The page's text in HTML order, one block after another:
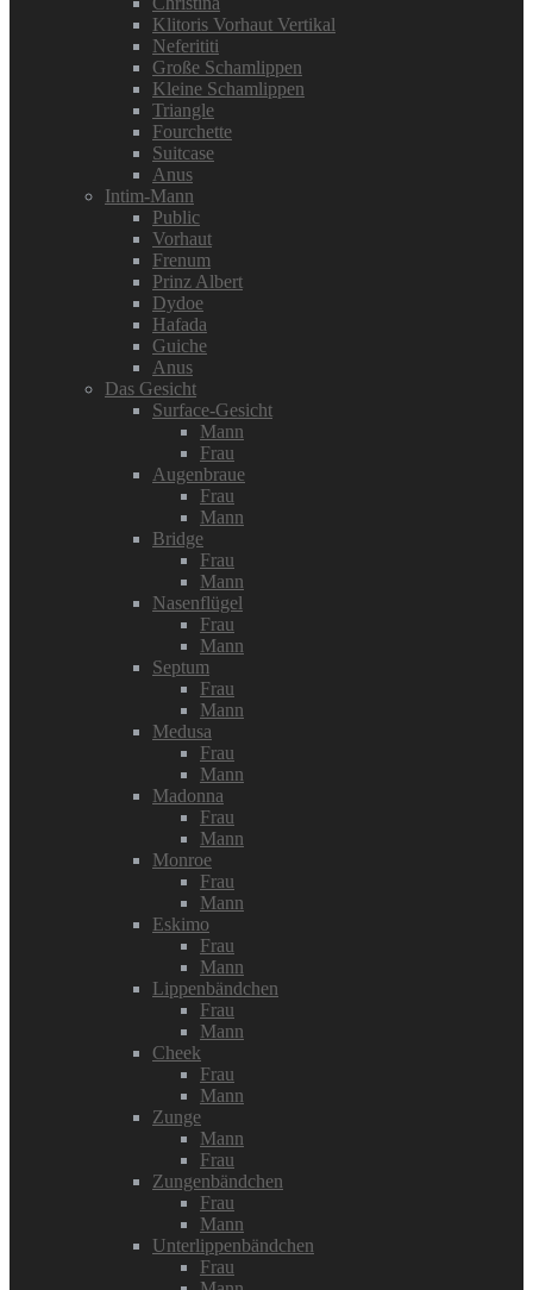
Klitoris Vorhaut Vertikal
Neferititi
Große Schamlippen
Kleine Schamlippen
Triangle
Fourchette
Suitcase
Anus
Intim-Mann
Public
Vorhaut
Frenum
Prinz Albert
Dydoe
Hafada
Guiche
Anus
Das Gesicht
Surface-Gesicht
Mann
Frau
Augenbraue
Frau
Mann
Bridge
Frau
Mann
Nasenflügel
Frau
Mann
Septum
Frau
Mann
Medusa
Frau
Mann
Madonna
Frau
Mann
Monroe
Frau
Mann
Eskimo
Frau
Mann
Lippenbändchen
Frau
Mann
Cheek
Frau
Mann
Zunge
Mann
Frau
Zungenbändchen
Frau
Mann
Unterlippenbändchen
Frau